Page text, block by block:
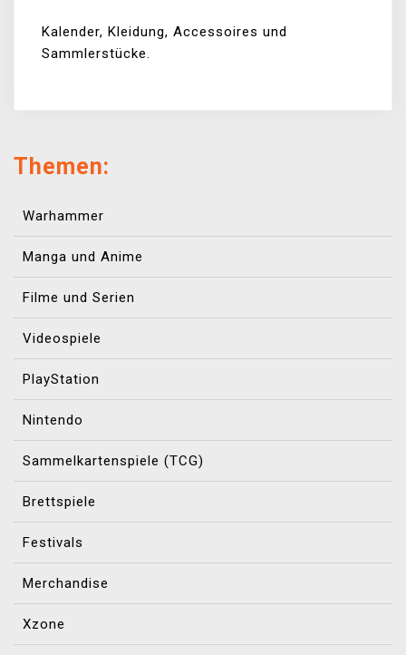
Kalender, Kleidung, Accessoires und
Sammlerstücke.
Themen:
Warhammer
Manga und Anime
Filme und Serien
Videospiele
PlayStation
Nintendo
Sammelkartenspiele (TCG)
Brettspiele
Festivals
Merchandise
Xzone